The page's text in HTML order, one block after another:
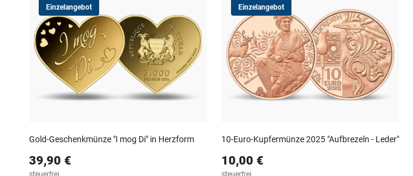
Einzelangebot
Gold-Geschenkmünze "I mog Di" in Herzform
39,90 €
steuerfrei
Einzelangebot
10-Euro-Kupfermünze 2025 "Aufbrezeln - Leder"
10,00 €
steuerfrei